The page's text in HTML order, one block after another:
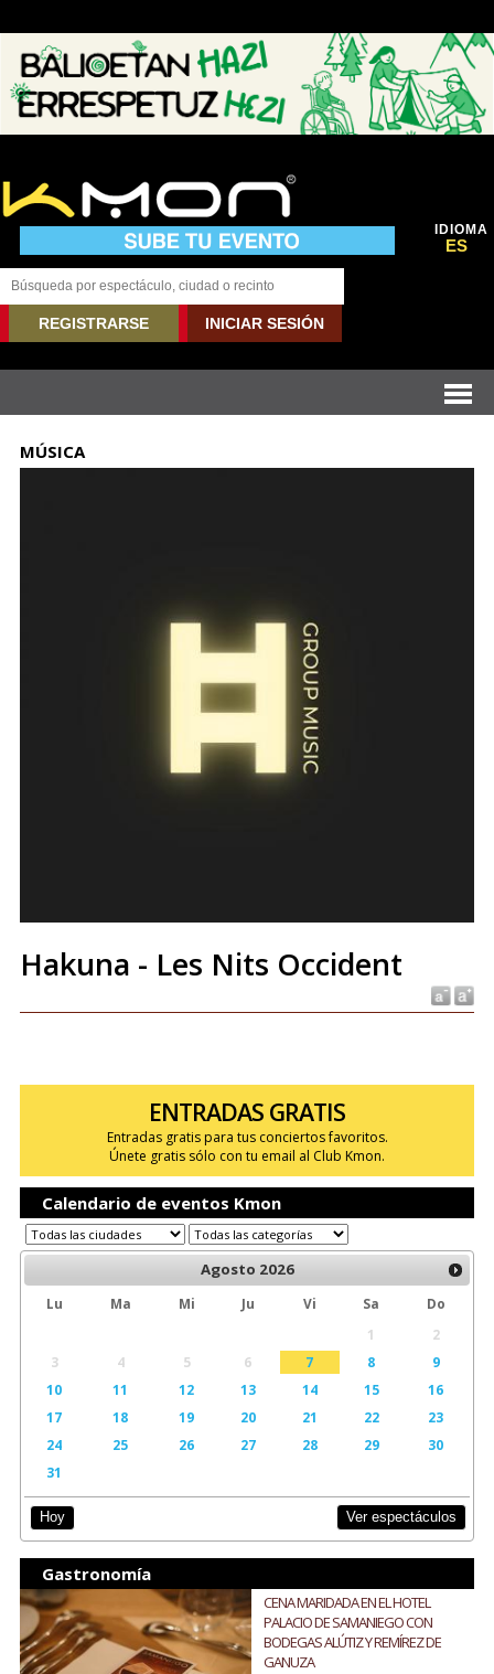
IDIOMA
ES
REGISTRARSE INICIAR SESIÓN
MÚSICA
Hakuna - Les Nits Occident
ENTRADAS GRATIS
Entradas gratis para tus conciertos favoritos.
Únete gratis sólo con tu email al Club Kmon.
Calendario de eventos Kmon
Agosto 2026
Lu Ma Mi Ju Vi Sa
Do
1
2
3
4 5 6 7 8
9
10
11 12 13 14 15
16
17
18 19 20 21 22
23
24
25 26 27 28 29
30
31
Hoy Ver espectáculos
Gastronomía
CENA MARIDADA EN EL HOTEL
PALACIO DE SAMANIEGO CON
BODEGAS ALÚTIZ Y REMÍREZ DE
GANUZA